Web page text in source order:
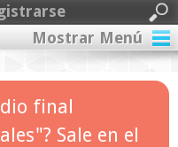
Mostrar Menú
final
Sale en el